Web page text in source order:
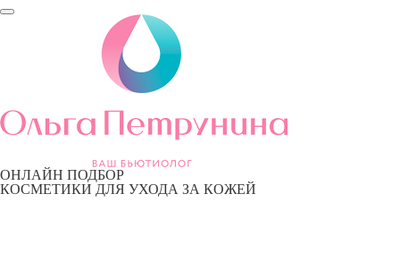
ОНЛАЙН ПОДБОР
КОСМЕТИКИ ДЛЯ УХОДА ЗА КОЖЕЙ